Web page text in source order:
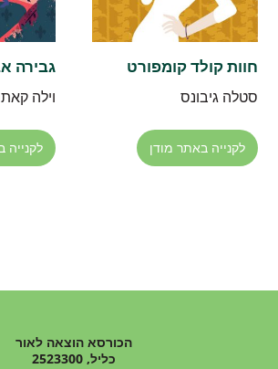
חוות קולד קומפורט
סטלה גיבונס
לקנייה באתר מודן
גבירה
וילה
לקנייה
הכורסא הוצאה לאור
כליל, 2523300